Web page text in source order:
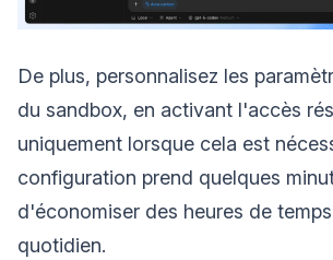
De plus, personnalisez les
du sandbox, en activant l'accès
uniquement lorsque cela est
configuration prend quelques
d'économiser des heures de
quotidien.